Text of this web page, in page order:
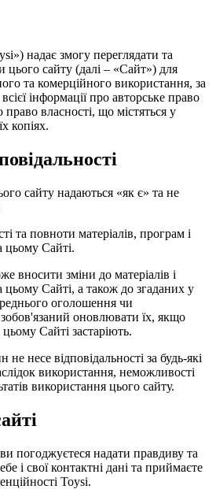
надає змогу переглядати та
цього сайту (далі – «Сайт») для
та комерційного використання, за
інформації про авторське право
власності, що містяться у
копіях.
сайту надаються «як є» та не
та повноти матеріалів, програм і
цьому Сайті.
вносити зміни до матеріалів і
Сайті, а також до згаданих у
оголошення чи
оновлювати їх, якщо
Сайті застаріють.
несе відповідальності за будь-які
використання, неможливості
використання цього сайту.
погоджуєтеся надати правдиву та
і свої контактні дані та приймаєте
Toysi.